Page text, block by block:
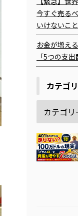
今すぐ売る
いけないこと
お金が増え
「5つの支出
カテゴ